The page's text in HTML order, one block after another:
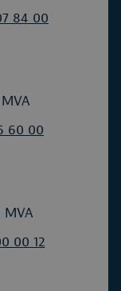
84 00
60 00
00 12